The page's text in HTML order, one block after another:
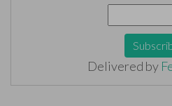
Delivered by